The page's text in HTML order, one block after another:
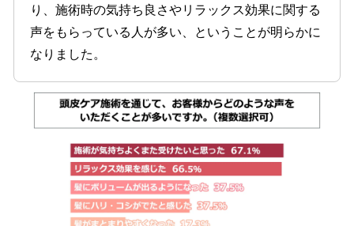
り、施術時の気持ち良さやリラックス効果に関する
声をもらっている人が多い、ということが明らかに
なりました。